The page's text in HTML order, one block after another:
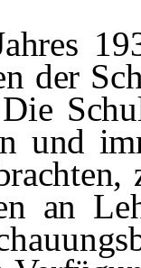
der
Die
und
an